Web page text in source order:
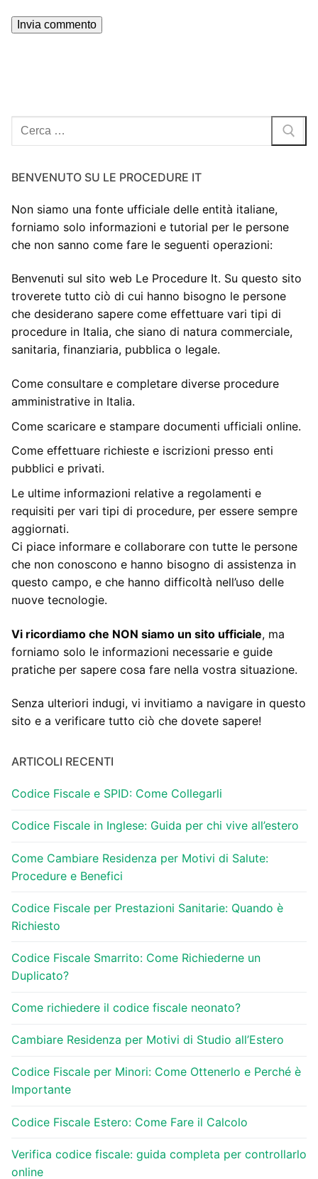
Cerca:
BENVENUTO SU LE PROCEDURE IT
Non siamo una fonte ufficiale delle entità italiane,
forniamo solo informazioni e tutorial per le persone
che non sanno come fare le seguenti operazioni:
Benvenuti sul sito web Le Procedure It. Su questo sito
troverete tutto ciò di cui hanno bisogno le persone
che desiderano sapere come effettuare vari tipi di
procedure in Italia, che siano di natura commerciale,
sanitaria, finanziaria, pubblica o legale.
Come consultare e completare diverse procedure
amministrative in Italia.
Come scaricare e stampare documenti ufficiali online.
Come effettuare richieste e iscrizioni presso enti
pubblici e privati.
Le ultime informazioni relative a regolamenti e
requisiti per vari tipi di procedure, per essere sempre
aggiornati.
Ci piace informare e collaborare con tutte le persone
che non conoscono e hanno bisogno di assistenza in
questo campo, e che hanno difficoltà nell’uso delle
nuove tecnologie.
Vi ricordiamo che NON siamo un sito ufficiale, ma
forniamo solo le informazioni necessarie e guide
pratiche per sapere cosa fare nella vostra situazione.
Senza ulteriori indugi, vi invitiamo a navigare in questo
sito e a verificare tutto ciò che dovete sapere!
ARTICOLI RECENTI
Codice Fiscale e SPID: Come Collegarli
Codice Fiscale in Inglese: Guida per chi vive all’estero
Come Cambiare Residenza per Motivi di Salute:
Procedure e Benefici
Codice Fiscale per Prestazioni Sanitarie: Quando è
Richiesto
Codice Fiscale Smarrito: Come Richiederne un
Duplicato?
Come richiedere il codice fiscale neonato?
Cambiare Residenza per Motivi di Studio all’Estero
Codice Fiscale per Minori: Come Ottenerlo e Perché è
Importante
Codice Fiscale Estero: Come Fare il Calcolo
Verifica codice fiscale: guida completa per controllarlo
online